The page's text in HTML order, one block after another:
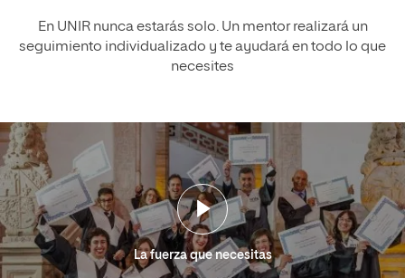
En UNIR nunca estarás solo. Un mentor realizará un
seguimiento individualizado y te ayudará en todo lo que
necesites
La fuerza que necesitas